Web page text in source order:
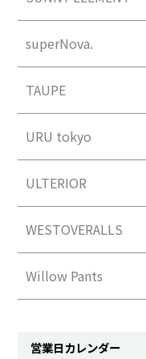
superNova.
TAUPE
URU tokyo
ULTERIOR
WESTOVERALLS
Willow Pants
営業日カレンダー